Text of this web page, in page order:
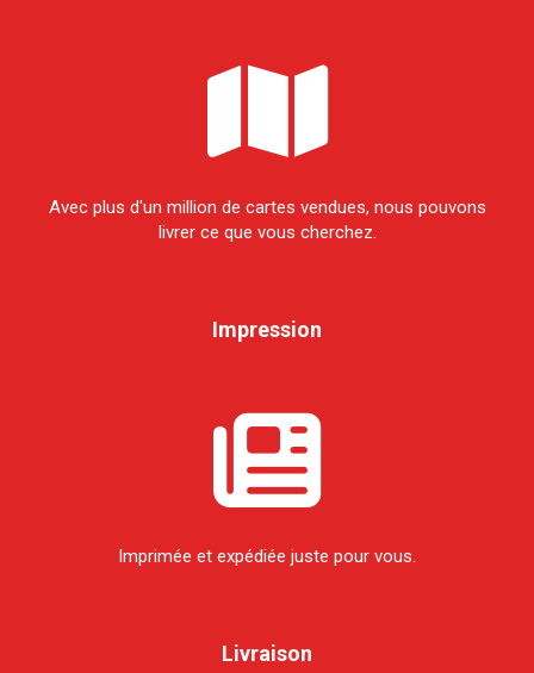
Avec plus d'un million de cartes vendues, nous pouvons
livrer ce que vous cherchez.
Impression
Imprimée et expédiée juste pour vous.
Livraison